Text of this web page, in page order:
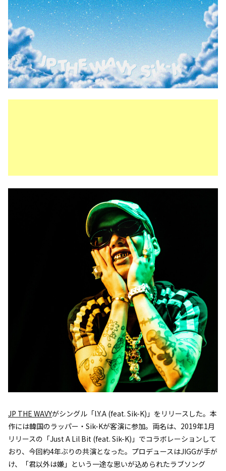
JP THE WAVYがシングル「I.Y.A (feat. Sik-K)」をリリースした。本
作には韓国のラッパー・Sik-Kが客演に参加。両名は、2019年1月
リリースの「Just A Lil Bit (feat. Sik-K)」でコラボレーションして
おり、今回約4年ぶりの共演となった。プロデュースはJIGGが手が
け、「君以外は嫌」という一途な思いが込められたラブソング